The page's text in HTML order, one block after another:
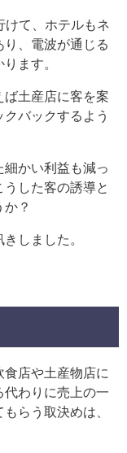
けて、ホテルもネ
、電波が通じる
ます。
土産店に客を案
バックするよう
かい利益も減っ
した客の誘導と
？
きしました。
食店や土産物店に
代わりに売上の一
らう取決めは、